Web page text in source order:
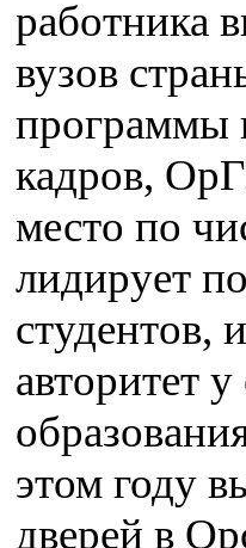
работника
вузов
программы
кадров,
место по
лидирует
студентов,
авторитет
этом году
дверей в